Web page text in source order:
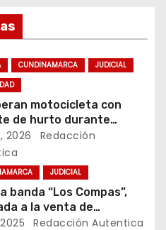
CUNDINAMARCA
JUDICIAL
motocicleta con
de hurto durante
de seguridad en
Uribe Uribe
2026
Redacción
JUDICIAL
banda “Los Compas”,
a la venta de
a domicilio en
Redacción Autentica